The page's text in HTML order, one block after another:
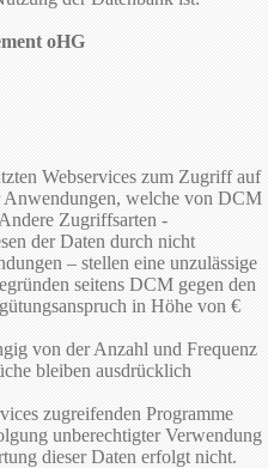
oHG
Webservices zum Zugriff auf
Anwendungen, welche von DCM
Zugriffsarten -
der Daten durch nicht
– stellen eine unzulässige
seitens DCM gegen den
in Höhe von €
von der Anzahl und Frequenz
bleiben ausdrücklich
zugreifenden Programme
unberechtigter Verwendung
dieser Daten erfolgt nicht.